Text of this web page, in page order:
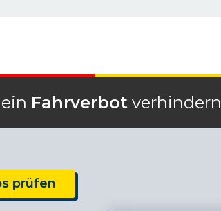
Fahrverbot
prüfen